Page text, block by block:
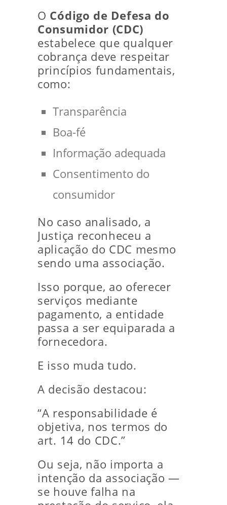
O Código de Defesa do
Consumidor (CDC)
estabelece que qualquer
cobrança deve respeitar
princípios fundamentais,
como:
Transparência
Boa-fé
Informação adequada
Consentimento do
consumidor
No caso analisado, a
Justiça reconheceu a
aplicação do CDC mesmo
sendo uma associação.
Isso porque, ao oferecer
serviços mediante
pagamento, a entidade
passa a ser equiparada a
fornecedora.
E isso muda tudo.
A decisão destacou:
“A responsabilidade é
objetiva, nos termos do
art. 14 do CDC.”
Ou seja, não importa a
intenção da associação —
se houve falha na